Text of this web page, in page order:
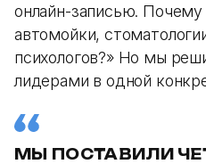
онлайн-записью.
автомойки,
психологов?» Но мы
лидерами в одной
МЫ ПОСТАВИЛИ